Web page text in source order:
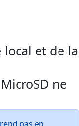
local et de la
ne
pas en